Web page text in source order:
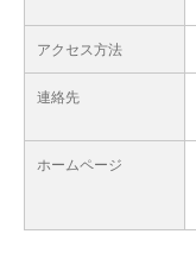
アクセス方法
連絡先
ホームページ